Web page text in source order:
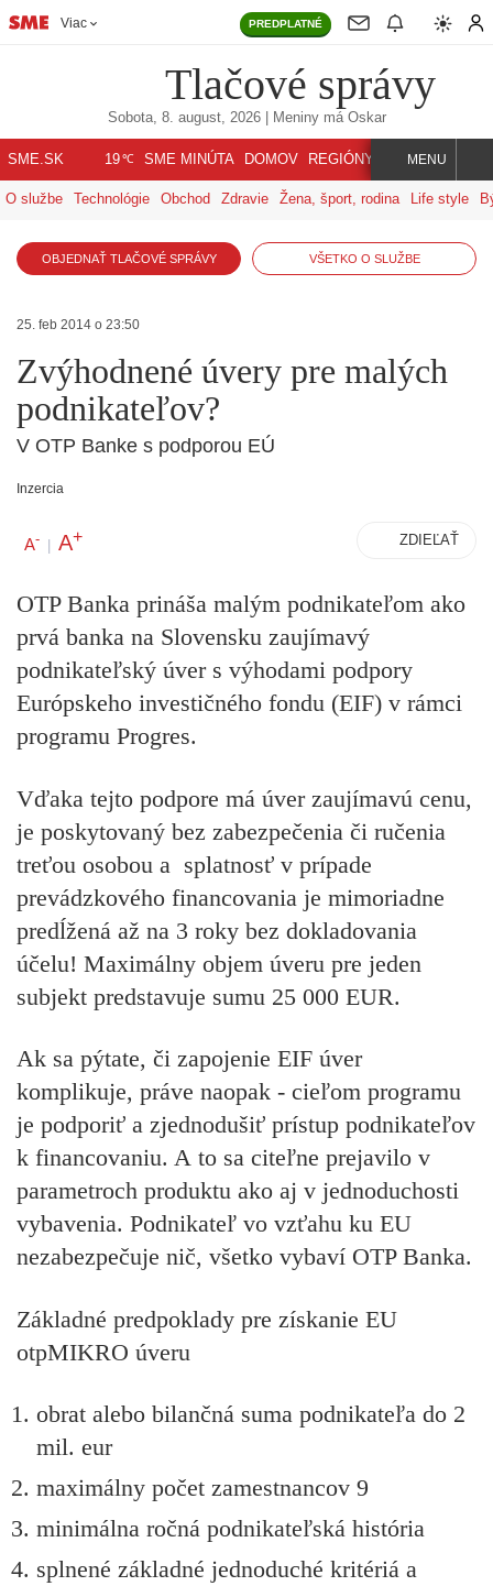
Viac PREDPLATNÉ
Tlačové správy
Sobota, 8. august, 2026| Meniny má Oskar
SME.SK 19℃ SME MINÚTA DOMOV REGIÓNY INDEX SVET
MENU
O službe Technológie Obchod Zdravie Žena, šport, rodina Life style
OBJEDNAŤ TLAČOVÉ SPRÁVY VŠETKO O SLUŽBE
25. feb 2014 o 23:50
Zvýhodnené úvery pre malých
podnikateľov?
V OTP Banke s podporou EÚ
Inzercia
A- | A+ ZDIEĽAŤ
OTP Banka prináša malým podnikateľom ako
prvá banka na Slovensku zaujímavý
podnikateľský úver s výhodami podpory
Európskeho investičného fondu (EIF) v rámci
programu Progres.
Vďaka tejto podpore má úver zaujímavú cenu,
je poskytovaný bez zabezpečenia či ručenia
treťou osobou a splatnosť v prípade
prevádzkového financovania je mimoriadne
predĺžená až na 3 roky bez dokladovania
účelu! Maximálny objem úveru pre jeden
subjekt predstavuje sumu 25 000 EUR.
Ak sa pýtate, či zapojenie EIF úver
komplikuje, práve naopak - cieľom programu
je podporiť a zjednodušiť prístup podnikateľov
k financovaniu. A to sa citeľne prejavilo v
parametroch produktu ako aj v jednoduchosti
vybavenia. Podnikateľ vo vzťahu ku EU
nezabezpečuje nič, všetko vybaví OTP Banka.
Základné predpoklady pre získanie EU
otpMIKRO úveru
obrat alebo bilančná suma podnikateľa do 2
mil. eur
maximálny počet zamestnancov 9
minimálna ročná podnikateľská história
splnené základné jednoduché kritériá a